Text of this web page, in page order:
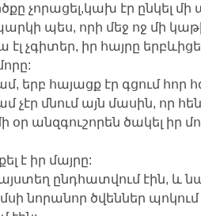
չորացել,կախ էր ընկել
պես, որի մեջ ոջ մի
չգիտեր, իր հայրը երբևիցե
երբ հայացք էր գցում հոր
մնում այն մասին, որ
օր անզգուշորեն ծակել իր
է իր մայրը:
ընդհատվում էին, և
մսի նորանոր ծվեններ